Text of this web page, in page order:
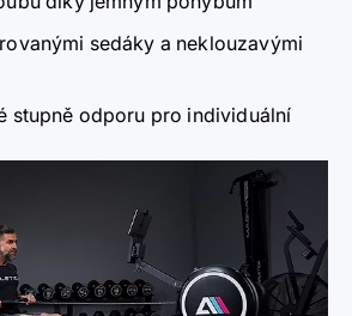
sedáky a neklouzavými
stupně odporu pro individuální